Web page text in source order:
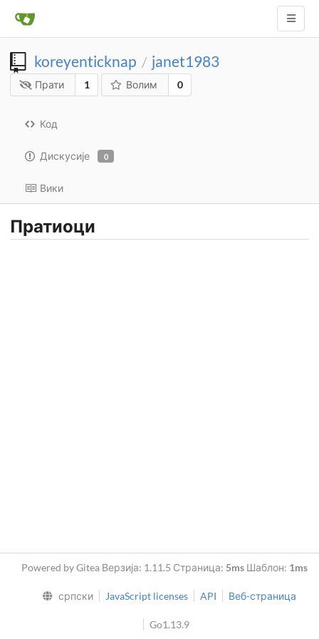
koreyenticknap / janet1983
Прати 1 Волим 0
Код
Дискусије 0
Вики
Пратиоци
Powered by Gitea Верзија: 1.11.5 Страница: 5ms Шаблон: 1ms
српски JavaScript licenses API Веб-страница
Go1.13.9